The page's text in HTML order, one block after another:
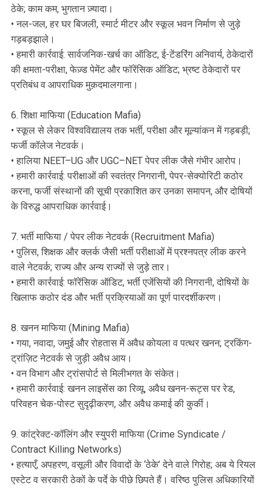
ठेके; काम कम, भुगतान ज़्यादा।
• नल-जल, हर घर बिजली, स्मार्ट मीटर और स्कूल भवन निर्माण से जुड़े
गड़बड़झाले।
• हमारी कार्रवाई: सार्वजनिक-खर्च का ऑडिट, ई-टेंडरिंग अनिवार्य, ठेकेदारों
की क्षमता-परीक्षा, फेज़्ड पेमेंट और फॉरेंसिक ऑडिट; भ्रष्ट ठेकेदारों पर
प्रतिबंध व आपराधिक मुक़दमालगाना।
6. शिक्षा माफिया (Education Mafia)
• स्कूल से लेकर विश्वविद्यालय तक भर्ती, परीक्षा और मूल्यांकन में गड़बड़ी;
फर्जी कॉलेज नेटवर्क।
• हालिया NEET–UG और UGC–NET पेपर लीक जैसे गंभीर आरोप।
• हमारी कार्रवाई: परीक्षाओं की स्वतंत्र निगरानी, पेपर-सेक्योरिटी कठोर
करना, फर्जी संस्थानों की सूची प्रकाशित कर उनका समापन, और दोषियों
के विरुद्ध आपराधिक कार्रवाई।
7. भर्ती माफिया / पेपर लीक नेटवर्क (Recruitment Mafia)
• पुलिस, शिक्षक और क्लर्क जैसी भर्ती परीक्षाओं में प्रश्नपत्र लीक करने
वाले नेटवर्क; राज्य और अन्य राज्यों से जुड़े तार।
• हमारी कार्रवाई: फॉरेंसिक ऑडिट, भर्ती एजेंसियों की निगरानी, दोषियों के
खिलाफ कठोर दंड और भर्ती प्रक्रियाओं का पूर्ण पारदर्शीकरण।
8. खनन माफिया (Mining Mafia)
• गया, नवादा, जमुई और रोहतास में अवैध कोयला व पत्थर खनन; ट्रकिंग-
ट्रांज़िट नेटवर्क से जुड़ी अवैध आय।
• वन विभाग और ट्रांसपोर्ट से मिलीभगत के संकेत।
• हमारी कार्रवाई: खनन लाइसेंस का रिव्यू, अवैध खनन-रूट्स पर रेड,
परिवहन चेक-पोस्ट सुदृढ़ीकरण, और अवैध कमाई की कुर्की।
9. कांट्रेक्ट-कॉलिंग और स्यु्परी माफिया (Crime Syndicate /
Contract Killing Networks)
• हत्याएँ, अपहरण, वसूली और विवादों के ‘ठेके’ देने वाले गिरोह; अब ये रियल
एस्टेट व सरकारी ठेकों के पर्दे के पीछे छिपते हैं। वरिष्ठ पुलिस अधिकारियों